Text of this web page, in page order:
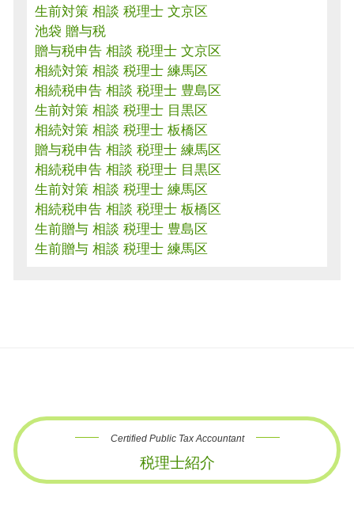
生前対策 相談 税理士 文京区
池袋 贈与税
贈与税申告 相談 税理士 文京区
相続対策 相談 税理士 練馬区
相続税申告 相談 税理士 豊島区
生前対策 相談 税理士 目黒区
相続対策 相談 税理士 板橋区
贈与税申告 相談 税理士 練馬区
相続税申告 相談 税理士 目黒区
生前対策 相談 税理士 練馬区
相続税申告 相談 税理士 板橋区
生前贈与 相談 税理士 豊島区
生前贈与 相談 税理士 練馬区
Certified Public Tax Accountant
税理士紹介